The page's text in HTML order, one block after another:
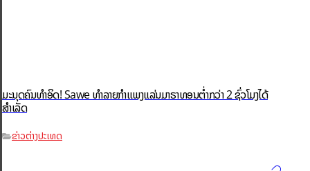
ມະນຸດຄົນທຳອິດ! Sawe ທຳລາຍກຳແພງແລ່ນມາຣາທອນຕ່ຳກວ່າ 2 ຊົ່ວໂມງໄດ້
ສຳເລັດ
ຂ່າວຕ່າງປະເທດ